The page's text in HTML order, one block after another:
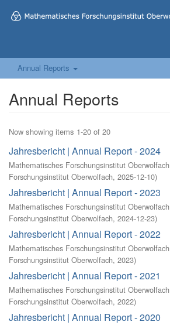
Annual Reports
Annual Reports
Now showing items 1-20 of 20
Jahresbericht | Annual Report - 2024
Mathematisches Forschungsinstitut Oberwolfach
Forschungsinstitut Oberwolfach, 2025-12-10)
Jahresbericht | Annual Report - 2023
Mathematisches Forschungsinstitut Oberwolfach
Forschungsinstitut Oberwolfach, 2024-12-23)
Jahresbericht | Annual Report - 2022
Mathematisches Forschungsinstitut Oberwolfach
Forschungsinstitut Oberwolfach, 2023)
Jahresbericht | Annual Report - 2021
Mathematisches Forschungsinstitut Oberwolfach
Forschungsinstitut Oberwolfach, 2022)
Jahresbericht | Annual Report - 2020